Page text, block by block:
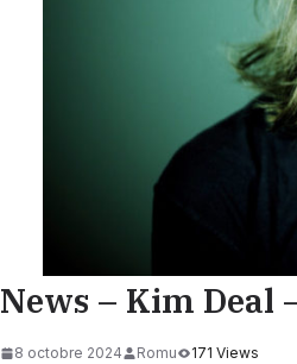
News – Kim Deal
8 octobre 2024 Romu 171 Views